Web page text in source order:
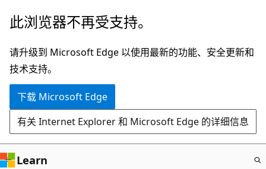
跳
主
要
内
此浏览器不再受支持。
请升级到 Microsoft Edge 以使用最新的功能、安全更新和
技术支持。
下载 Microsoft Edge
有关 Internet Explorer 和 Microsoft Edge 的详细信息
Learn